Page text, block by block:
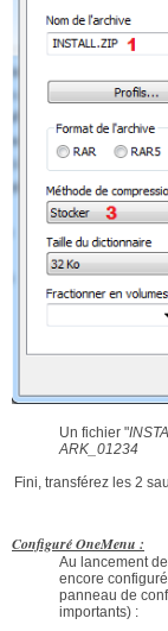
Un fichier "
ARK_01234
Fini, transférez les 2
Configuré OneMenu :
Au lancement
encore
panneau de
importants) :